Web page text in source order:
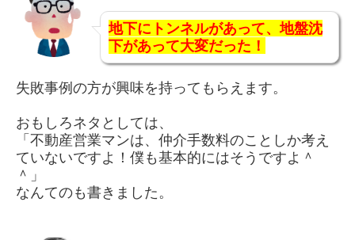
地下にトンネルがあって、地盤沈
下があって大変だった！
失敗事例の方が興味を持ってもらえます。
おもしろネタとしては、
「不動産営業マンは、仲介手数料のことしか考え
ていないですよ！僕も基本的にはそうですよ＾
＾」
なんてのも書きました。